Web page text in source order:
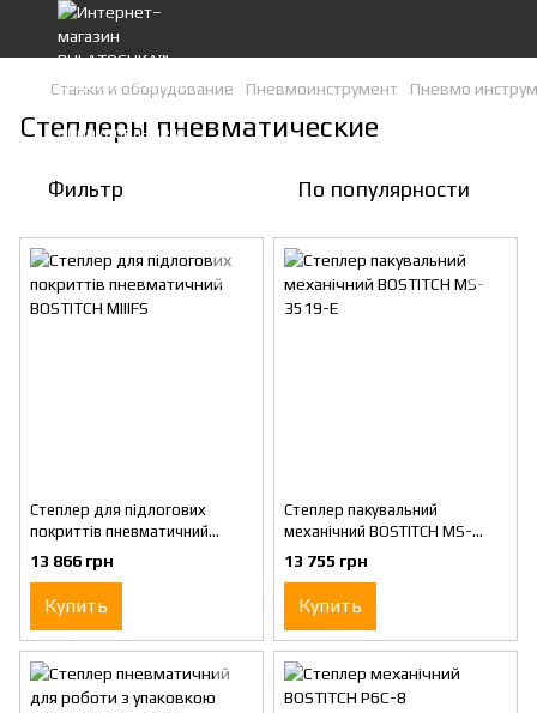
Станки и оборудование Пневмоинструмент Пневмо
Степлеры пневматические
Фильтр По популярности
Степлер для підлогових
покриттів пневматичний
BOSTITCH MIIIFS
13 866 грн
Купить
Степлер пакувальний
механічний BOSTITCH MS-
3519-E
13 755 грн
Купить